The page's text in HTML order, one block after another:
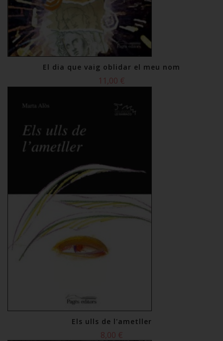
El dia que vaig oblidar el meu nom
11,00 €
Els ulls de l'ametller
8,00 €